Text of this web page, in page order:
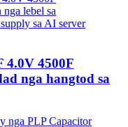
4.0V 4500F
nga hangtod sa